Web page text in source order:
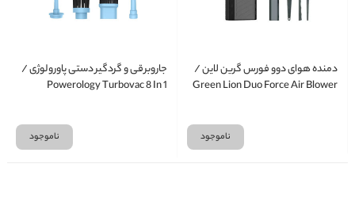
دمنده هوای دوو فورس گرین لاین /
Green Lion Duo Force Air Blower
ناموجود
جاروبرقی و گردگیر دستی پاورولوژی /
Powerology Turbovac 8 In 1
ناموجود